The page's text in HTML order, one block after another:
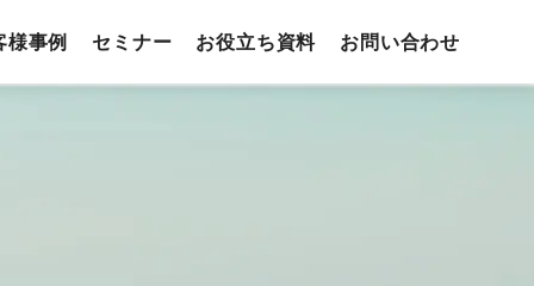
様事例 セミナー お役立ち資料 お問い合わせ